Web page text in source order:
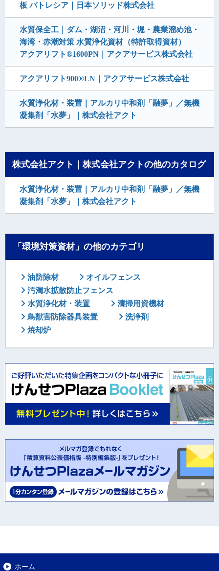
板 パトレシア｜日本ソリッド株式会社
水質保全工｜ダム・湖沼・河川・堀・農業溜め池・
海湾・赤潮対策 水質浄化資材（特許取得資材）
アクアリフト®1600PN｜アクアサービス株式会社
アクアリフト900®LN｜アクアサービス株式会社
水質浄化材・装置｜アルカリ中和剤「融夢」／無機
凝集剤「水夢」｜株式会社アクト
株式会社アクト｜株式会社アクトの他のカタログ
水質浄化材・装置｜アルカリ中和剤「融夢」／無機
凝集剤「水夢」｜株式会社アクト
「環境対策資材」の他のカテゴリ
油防除材
オイルフェンス
汚濁水拡散防止フェンス
水質浄化材・装置
清掃用資機材
鳥獣害防除器具装置
洗浄剤
焼却炉
ホーム